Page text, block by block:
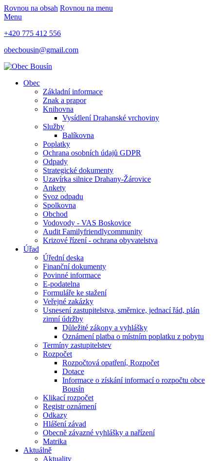
Rovnou na obsah Rovnou na menu
Menu
+420 775 412 556
obecbousin@gmail.com
Obec
Základní informace
Znak a prapor
Knihovna
Vysídlení Drahanské vrchoviny
Služby
Balíkovna
Poplatky
Ochrana osobních údajů GDPR
Odpady
Strategické dokumenty
Uzavírka silnice Drahany-Žárovice
Ankety
Svoz odpadu
Spolkovna
Obchod
Vodovody - VAS Boskovice
Audit Familyfriendlycommunity
Krizové řízení - ochrana obyvatelstva
Úřad
Úřední deska
Finanční dokumenty
Povinné informace
E-podatelna
Formuláře ke stažení
Veřejné zakázky
Usnesení zastupitelstva, směrnice, jednací řád, plán
zimní údržby
Důležité zákony a vyhlášky
Oznámení platba o místním poplatku z pobytu
Termíny zastupitelstev
Rozpočet
Rozpočtová opatření, Rozpočet
Dotace
Informace o získání informací o rozpočtu obce
Bousín
Klikací rozpočet
Registr oznámení
Odkazy
Hlášení závad
Obecně závazné vyhlášky a nařízení
Matrika
Aktuálně
Aktuality